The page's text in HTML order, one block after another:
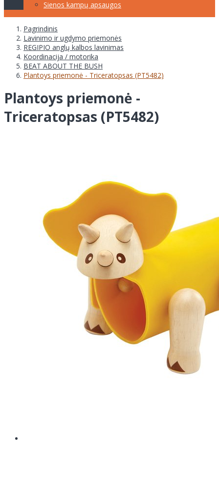
Sienos kampų apsaugos
Pagrindinis
Lavinimo ir ugdymo priemonės
REGIPIO anglų kalbos lavinimas
Koordinacija / motorika
BEAT ABOUT THE BUSH
Plantoys priemonė - Triceratopsas (PT5482)
Plantoys priemonė -
Triceratopsas (PT5482)